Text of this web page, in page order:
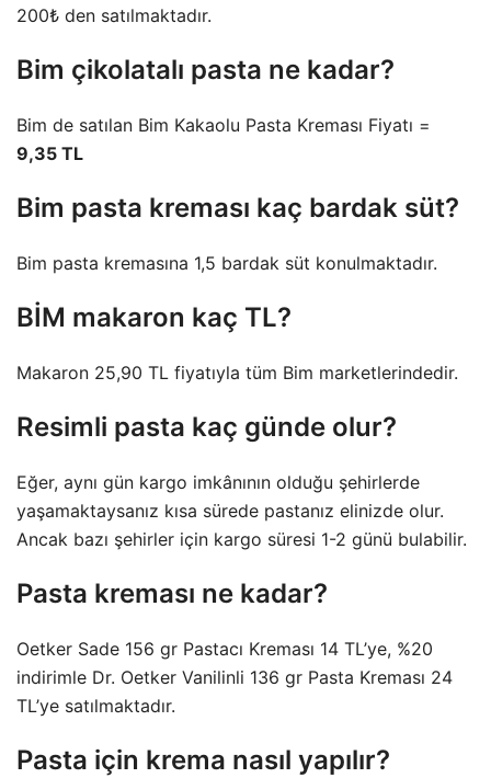
200₺ den satılmaktadır.
Bim çikolatalı pasta ne kadar?
Bim de satılan Bim Kakaolu Pasta Kreması Fiyatı =
9,35 TL
Bim pasta kreması kaç bardak süt?
Bim pasta kremasına 1,5 bardak süt konulmaktadır.
BİM makaron kaç TL?
Makaron 25,90 TL fiyatıyla tüm Bim marketlerindedir.
Resimli pasta kaç günde olur?
Eğer, aynı gün kargo imkânının olduğu şehirlerde
yaşamaktaysanız kısa sürede pastanız elinizde olur.
Ancak bazı şehirler için kargo süresi 1-2 günü bulabilir.
Pasta kreması ne kadar?
Oetker Sade 156 gr Pastacı Kreması 14 TL’ye, %20
indirimle Dr. Oetker Vanilinli 136 gr Pasta Kreması 24
TL’ye satılmaktadır.
Pasta için krema nasıl yapılır?